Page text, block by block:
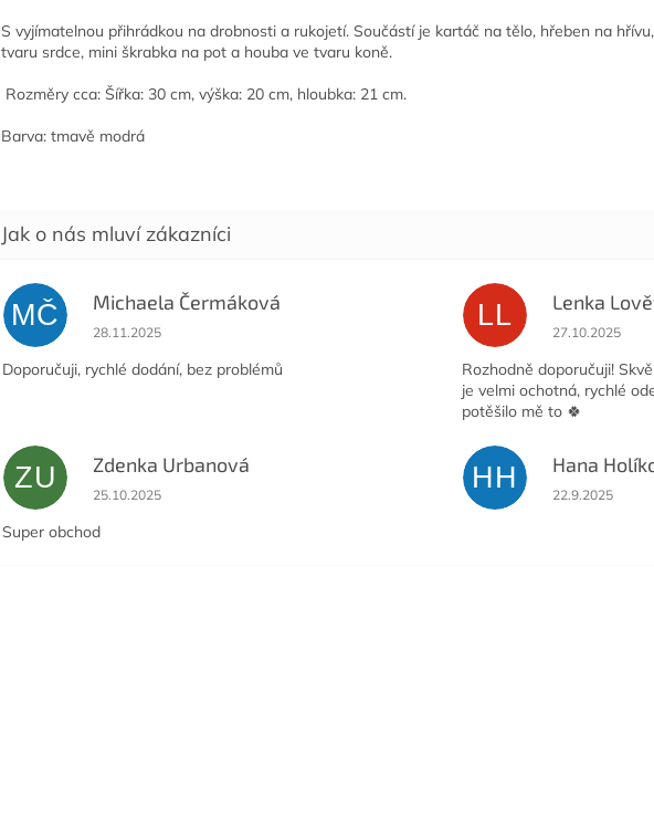
S vyjímatelnou přihrádkou na drobnosti a rukojetí. Součástí je kartáč na tělo, hřeben na
tvaru srdce, mini škrabka na pot a houba ve tvaru koně.
Rozměry cca: Šířka: 30 cm, výška: 20 cm, hloubka: 21 cm.
Barva: tmavě modrá
MČ Michaela Čermáková
Hodnocení obchodu je 5 z 5 hvězdiček.
28.11.2025
Doporučuji, rychlé dodání, bez problémů
LL Lenka
Hodnocení
27.10.2025
Rozhodně doporučuji!
je velmi ochotná, rychlé
potěšilo mě to 🍀
ZU Zdenka Urbanová
Hodnocení obchodu je 5 z 5 hvězdiček.
25.10.2025
Super obchod
HH Hana
Hodnocení
22.9.2025